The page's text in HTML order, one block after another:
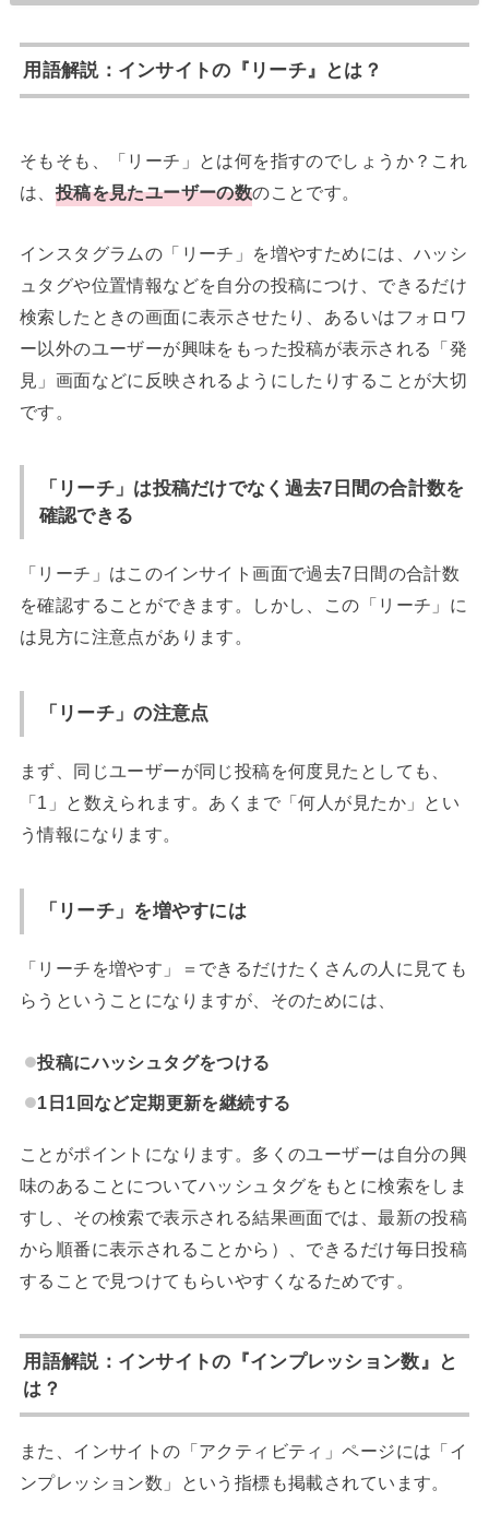
用語解説：インサイトの『リーチ』とは？
そもそも、「リーチ」とは何を指すのでしょうか？これ
は、 投稿を見たユーザーの数のことです。
インスタグラムの「リーチ」を増やすためには、ハッシ
ュタグや位置情報などを自分の投稿につけ、できるだけ
検索したときの画面に表示させたり、あるいはフォロワ
ー以外のユーザーが興味をもった投稿が表示される「発
見」画面などに反映されるようにしたりすることが大切
です。
「リーチ」は投稿だけでなく過去7日間の合計数を
確認できる
「リーチ」はこのインサイト画面で過去7日間の合計数
を確認することができます。しかし、この「リーチ」に
は見方に注意点があります。
「リーチ」の注意点
まず、同じユーザーが同じ投稿を何度見たとしても、
「1」と数えられます。あくまで「何人が見たか」とい
う情報になります。
「リーチ」を増やすには
「リーチを増やす」＝できるだけたくさんの人に見ても
らうということになりますが、そのためには、
投稿にハッシュタグをつける
1日1回など定期更新を継続する
ことがポイントになります。多くのユーザーは自分の興
味のあることについてハッシュタグをもとに検索をしま
すし、その検索で表示される結果画面では、最新の投稿
から順番に表示されることから）、できるだけ毎日投稿
することで見つけてもらいやすくなるためです。
用語解説：インサイトの『インプレッション数』と
は？
また、インサイトの「アクティビティ」ページには「イ
ンプレッション数」という指標も掲載されています。